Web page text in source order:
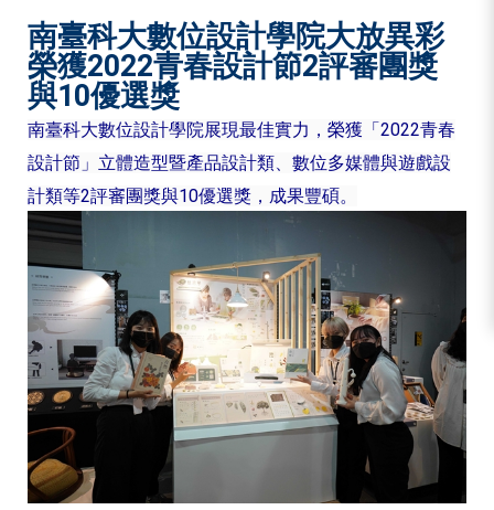
南臺科大數位設計學院大放異彩
榮獲2022青春設計節2評審團獎
與10優選獎
南臺科大數位設計學院展現最佳實力，榮獲「2022青春
設計節」立體造型暨產品設計類、數位多媒體與遊戲設
計類等2評審團獎與10優選獎，成果豐碩。